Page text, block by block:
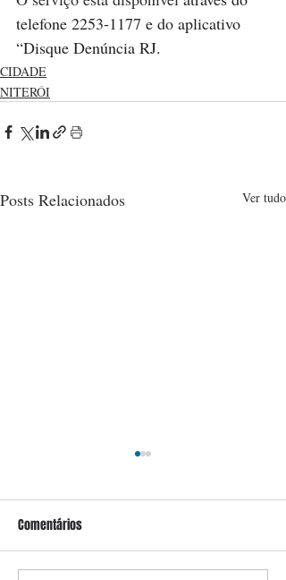
telefone 2253-1177 e do aplicativo
“Disque Denúncia RJ.
CIDADE
NITERÓI
Posts Relacionados Ver tudo
Comentários